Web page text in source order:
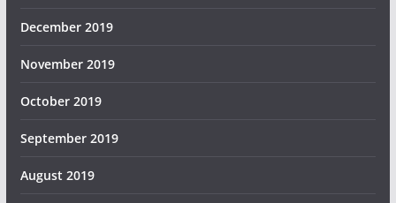
December 2019
November 2019
October 2019
September 2019
August 2019